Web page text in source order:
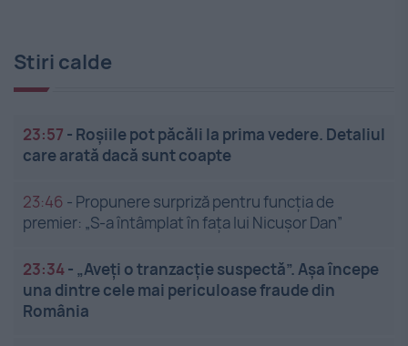
Stiri calde
23:57 - Roșiile pot păcăli la prima vedere. Detaliul
care arată dacă sunt coapte
23:46 - Propunere surpriză pentru funcția de
premier: „S-a întâmplat în fața lui Nicușor Dan”
23:34- „Aveți o tranzacție suspectă”. Așa începe
una dintre cele mai periculoase fraude din
România